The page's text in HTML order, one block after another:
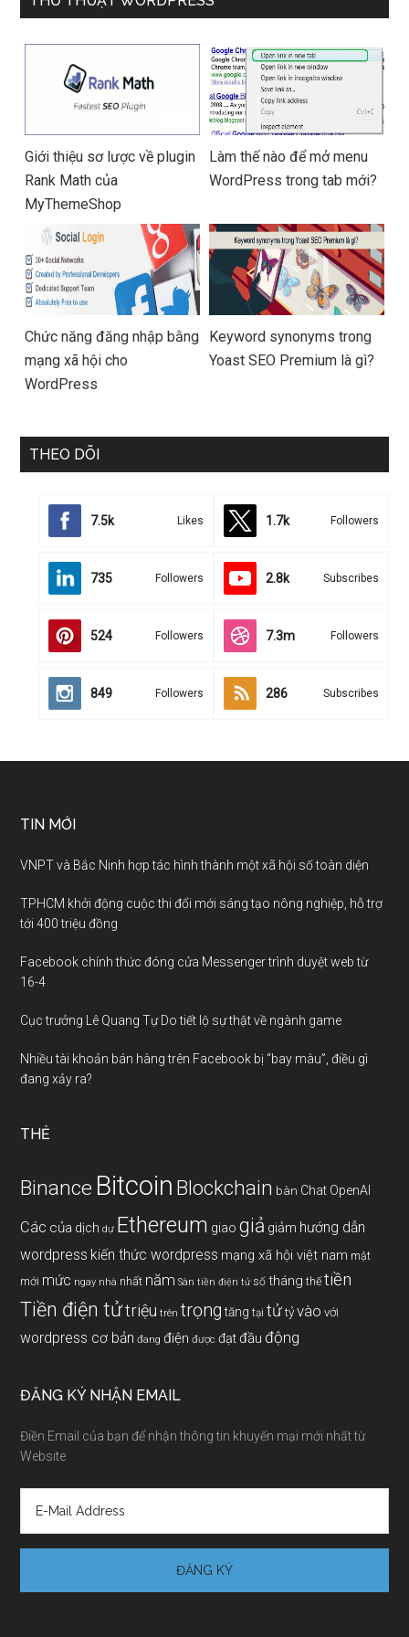
Giới thiệu sơ lược về plugin
Rank Math của
MyThemeShop
Làm thế nào để mở menu
WordPress trong tab mới?
Chức năng đăng nhập bằng
mạng xã hội cho
WordPress
Keyword synonyms trong
Yoast SEO Premium là gì?
THEO DÕI
7.5k Likes 1.7k Followers
735 Followers 2.8k Subscribes
524 Followers 7.3m Followers
849 Followers 286 Subscribes
TIN MỚI
VNPT và Bắc Ninh hợp tác hình thành một xã hội số toàn diện
TPHCM khởi động cuộc thi đổi mới sáng tạo nông nghiệp, hỗ trợ
tới 400 triệu đồng
Facebook chính thức đóng cửa Messenger trình duyệt web từ
16-4
Cục trưởng Lê Quang Tự Do tiết lộ sự thật về ngành game
Nhiều tài khoản bán hàng trên Facebook bị “bay màu”, điều gì
đang xảy ra?
THẺ
Binance Bitcoin Blockchain bàn Chat OpenAI
Các của dịch dự Ethereum giao giả giảm hướng dẫn
wordpress kiến thức wordpress mạng xã hội việt nam mật
mới mức ngay nhà nhất năm Sàn tiền điện tử số tháng thế tiền
Tiền điện tửtriệu trên trọng tăng tại tử tỷ vào với
wordpress cơ bản đang điện được đạtđầu động
ĐĂNG KÝ NHẬN EMAIL
Điền Email của bạn để nhận thông tin khuyến mại mới nhất từ
Website